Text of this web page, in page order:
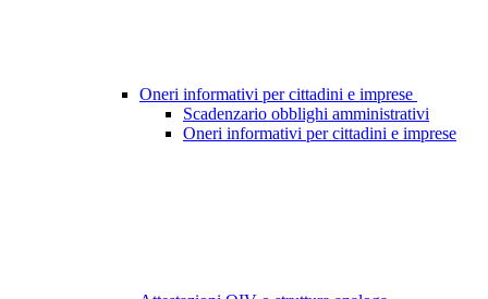
Oneri informativi per cittadini e imprese
Scadenzario obblighi amministrativi
Oneri informativi per cittadini e imprese